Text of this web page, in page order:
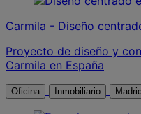
Carmila - Diseño
Proyecto de diseño y
Carmila en España
Oficina Inmobiliario